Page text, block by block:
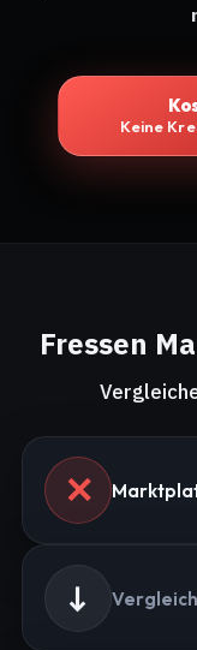
Keine
Fressen
✕
↓ Vergleich